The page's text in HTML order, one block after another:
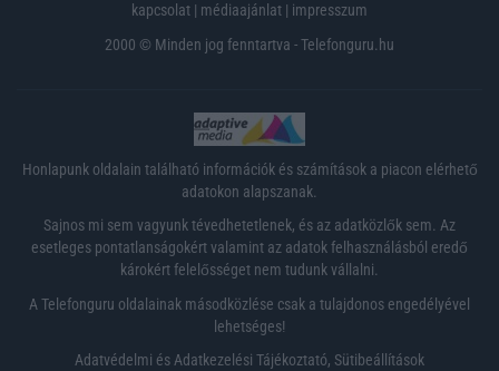
kapcsolat | médiaajánlat | impresszum
2000 © Minden jog fenntartva - Telefonguru.hu
Honlapunk oldalain található információk és számítások a piacon elérhető
adatokon alapszanak.
Sajnos mi sem vagyunk tévedhetetlenek, és az adatközlők sem. Az
esetleges pontatlanságokért valamint az adatok felhasználásból eredő
károkért felelősséget nem tudunk vállalni.
A Telefonguru oldalainak másodközlése csak a tulajdonos engedélyével
lehetséges!
Adatvédelmi és Adatkezelési Tájékoztató, Sütibeállítások